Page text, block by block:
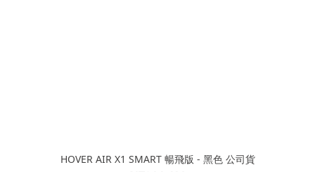
HOVER AIR X1 SMART 暢飛版 - 黑色 公司貨